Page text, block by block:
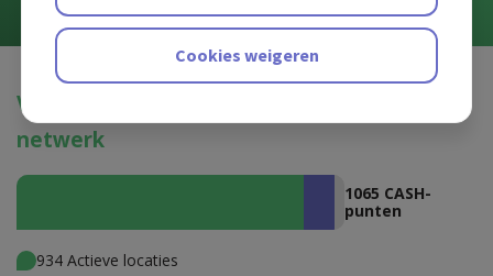
Volg hier live de groei van het CASH-
netwerk
1065 CASH-
punten
934 Actieve locaties
Cookies weigeren